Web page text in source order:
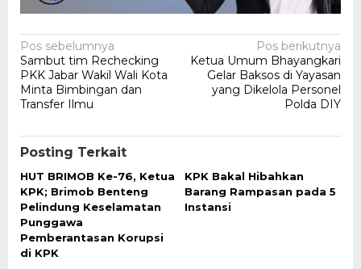
Navigasi
pos
Pos sebelumnya
Sambut tim Rechecking
PKK Jabar Wakil Wali Kota
Minta Bimbingan dan
Transfer Ilmu
Pos berikutnya
Ketua Umum Bhayangkari
Gelar Baksos di Yayasan
yang Dikelola Personel
Polda DIY
Posting Terkait
HUT BRIMOB Ke-76, Ketua
KPK; Brimob Benteng
Pelindung Keselamatan
Punggawa
Pemberantasan Korupsi
di KPK
KPK Bakal Hibahkan
Barang Rampasan pada 5
Instansi